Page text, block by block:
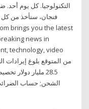
التكنولوجيا. كل يوم
فنجان، سنأخذ من كل
news in
technology, video
28.5 مليار دولار
الشحن; حساب الضرائب